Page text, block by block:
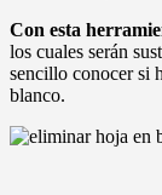
Con esta
los cuales serán
sencillo conocer si
blanco.